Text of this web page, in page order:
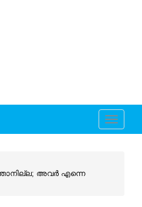
Toggle
ഞാനില്ല; അവര്‍ എന്നെ